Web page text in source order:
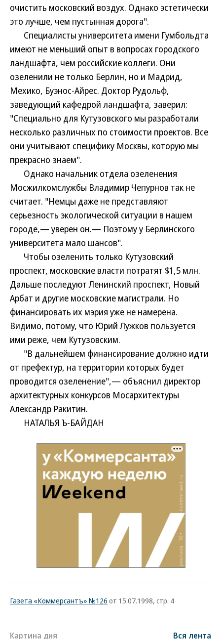
очистить московский воздух. Однако эстетически
это лучше, чем пустынная дорога".
Специалисты университета имени Гумбольдта
имеют не меньший опыт в вопросах городского
ландшафта, чем российские коллеги. Они
озеленили не только Берлин, но и Мадрид,
Мехико, Буэнос-Айрес. Доктор Рудольф,
заведующий кафедрой ландшафта, заверил:
"Специально для Кутузовского мы разработали
несколько различных по стоимости проектов. Все
они учитывают специфику Москвы, которую мы
прекрасно знаем".
Однако начальник отдела озеленения
Мосжилкомслужбы Владимир Чепурнов так не
считает. "Немцы даже не представляют
серьезность экологической ситуации в нашем
городе,— уверен он.— Поэтому у Берлинского
университета мало шансов".
Чтобы озеленить только Кутузовский
проспект, московские власти потратят $1,5 млн.
Дальше последуют Ленинский проспект, Новый
Арбат и другие московские магистрали. Но
финансировать их мэрия уже не намерена.
Видимо, потому, что Юрий Лужков пользуется
ими реже, чем Кутузовским.
"В дальнейшем финансирование должно идти
от префектур, на территории которых будет
проводится озеленение",— объяснил директор
архитектурных конкурсов Мосархитектуры
Александр Ракитин.
НАТАЛЬЯ Ъ-БАЙДАН
Газета «Коммерсантъ» №126 от 15.07.1998, стр. 4
Картина дня Вся лента